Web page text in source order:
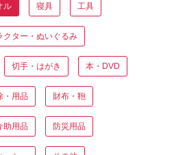
ル 寝具 工具
クター・ぬいぐるみ
切手・はがき 本・DVD
・用品 財布・鞄
助用品 防災用品